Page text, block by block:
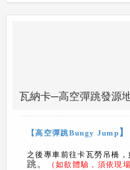
瓦納卡─高空彈跳發源
【高空彈跳Bungy Jump 】
之後專車前往卡瓦勞吊橋
跳。 （如欲體驗，須依現